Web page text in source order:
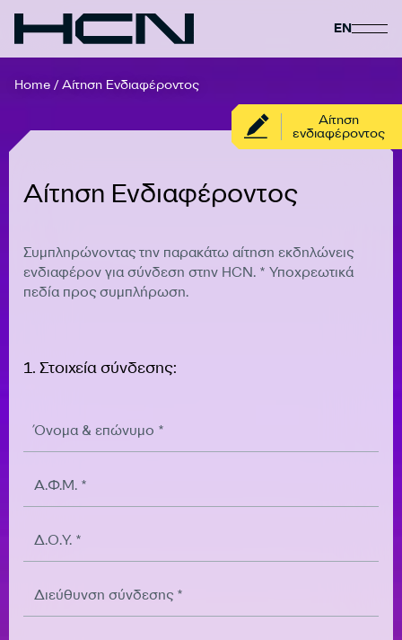
EN
Αίτηση
ενδιαφέροντος
Home /Αίτηση Ενδιαφέροντος
Αίτηση Ενδιαφέροντος
Συμπληρώνοντας την παρακάτω αίτηση εκδηλώνεις
ενδιαφέρον για σύνδεση στην HCN. * Υποχρεωτικά
πεδία προς συμπλήρωση.
1. Στοιχεία σύνδεσης:
Όνομα & επώνυμο *
Α.Φ.Μ. *
Δ.Ο.Υ. *
Διεύθυνση σύνδεσης *